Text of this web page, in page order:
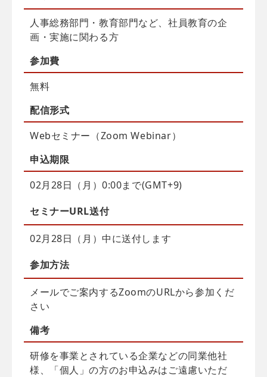
人事総務部門・教育部門など、社員教育の企
画・実施に関わる方
参加費
無料
配信形式
Webセミナー（Zoom Webinar）
申込期限
02月28日（月）0:00まで(GMT+9)
セミナーURL送付
02月28日（月）中に送付します
参加方法
メールでご案内するZoomのURLから参加くだ
さい
備考
研修を事業とされている企業などの同業他社
様、「個人」の方のお申込みはご遠慮いただ